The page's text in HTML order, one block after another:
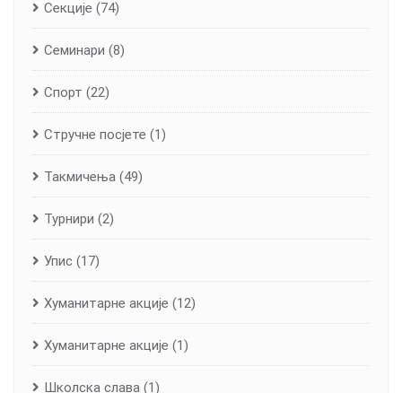
Секције (74)
Семинари (8)
Спорт (22)
Стручне посјете (1)
Такмичења (49)
Турнири (2)
Упис (17)
Хуманитарне aкције (12)
Хуманитарне акције (1)
Школска слава (1)